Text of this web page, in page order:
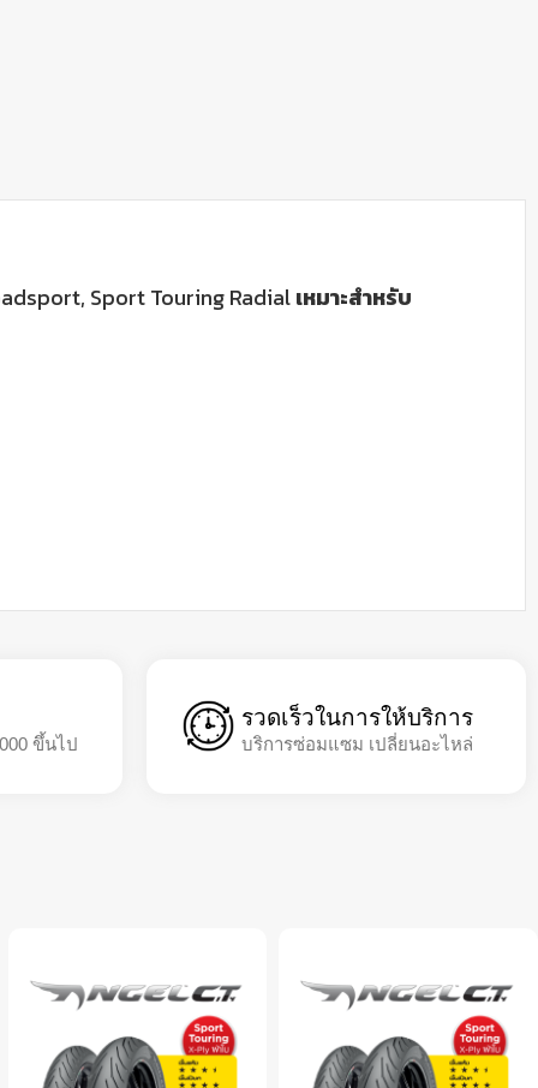
Sport Touring Radialเหมาะสำหรับ
ขึ้นไป
รวดเร็วในการให้บริการ
บริการซ่อมแซม เปลี่ยนอะไหล่